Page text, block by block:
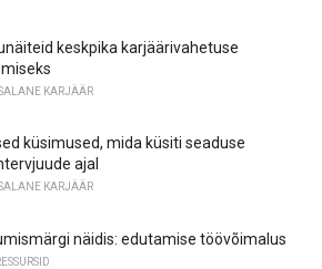
keskpika karjäärivahetuse
KARJÄÄR
küsimused, mida küsiti seaduse
ajal
KARJÄÄR
näidis: edutamise töövõimalus